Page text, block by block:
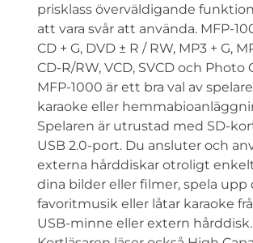
prisklass överväldigande
att vara svår att använda. MFP-
CD + G, DVD ± R / RW, MP3 + G,
CD-R/RW, VCD, SVCD och Photo
MFP-1000 är ett bra val av
karaoke eller
Spelaren är utrustad med SD-
USB 2.0-port. Du ansluter och
externa hårddiskar otroligt
dina bilder eller filmer, spela upp
favoritmusik eller låtar karaoke
USB-minne eller extern hårddisk.